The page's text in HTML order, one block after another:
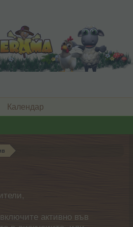
активно във
Календар